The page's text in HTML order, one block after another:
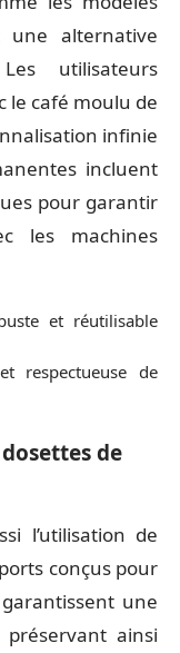
une alternative
utilisateurs
le café moulu de
infinie
incluent
pour garantir
les machines
et réutilisable
respectueuse de
de
l’utilisation de
conçus pour
une
ainsi